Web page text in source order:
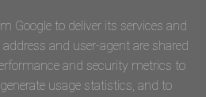
Google to deliver its services and
and user-agent are shared
and security metrics to
usage statistics, and to